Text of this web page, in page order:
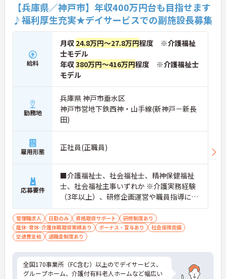
【兵庫県／神戸市】年収400万円台も目指せます
♪福利厚生充実★デイサービスでの副施設長募集
給料
月収 24.8万円～27.8万円程度 ※介護福祉
士モデル
年収380万円～416万円程度 ※介護福祉士
モデル
勤務地
兵庫県 神戸市垂水区
神戸市営地下鉄西神・山手線(新神戸－新長
田)
雇用形態 正社員(正職員)
応募要件
■介護福祉士、社会福祉士、精神保健福祉
士、社会福祉主事いずれか ※介護実務経験
（3年以上）、研修企画運営や職員指導に関
する実務経験（年数不問） ■普通自動車運
転免許（AT可）必須
管理職求人 日勤のみ 資格取得サポート
研修制度あり
産休･育休･介護休暇取得実績あり
ボーナス・賞与あり
社会保険完備
交通費支給
退職金制度あり
全国170事業所（FC含む）以上のでデイサービス、
グループホーム、介護付有料老人ホームなど幅広い